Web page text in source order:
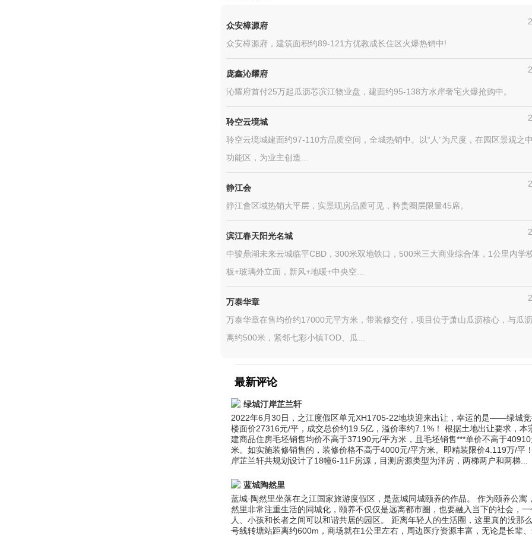
众安樟源府
众安樟源府，建筑面积约89-121方优教成长住区火爆热销中!
庞鑫沁耀府
沁耀府首付25万起瓜沥芯滨江物业盘，建面约95-138方水岸奢宅火爆抢购中。
聆空云境城
聆空云境城建面约97-110方品质空间，全城热销中。以“人”为尺度，在园区景观之
功能区，为业主创造...
静江会
静江會区域热销大平层，实景现房品质可见，矜贵圈层限量45席。
滨江春天阳光名城
中骏鼎湖未来云城临平CBD，300米双地铁口，500米三大商业综合体，1公里内学
板+玻璃外立面，新风+地暖+中央空...
万泰华章
万泰华章在售均价约17000元平方米，带装修交付，项目位于萧山瓜沥核心，与瓜
离约500米，紧邻七彩小镇TOD、瓜...
最新评论
绿城汀岸芷兰轩
2022年6月30日，之江度假区单元XH1705-22地块迎来出让，幸运的是——绿城
楼面价27316元/平，成交总价约19.5亿，溢价率约7.1%！ 根据土地出让要求，本
建商品住房毛坯销售均价不高于37190元/平方米，且毛坯销售***单价不高于
米。如实施装修销售的，装修价格不高于4000元/平方米。即精装限价4.119万/平
岸芷兰轩共规划设计了18幢6-11F房源，目测房源类型为洋房，两梯两户和两梯...
蓝城陶然里
蓝城·陶然里坐落在之江国家旅游度假区，是蓝城同城颐养的作品。 作为颐养公寓
然里非常注重生活的同城化，颐养不仅仅是远离都市圈，也要融入当下的社会，一
人、小孩和长者之间可以和谐共居的园区。 距离年轻人的生活圈，这里真的没那
号线转塘站距离约600m，商场就在1公里左右，周边医疗资源丰富，无论是长辈